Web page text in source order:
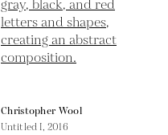
Christopher Wool
Untitled I,2016